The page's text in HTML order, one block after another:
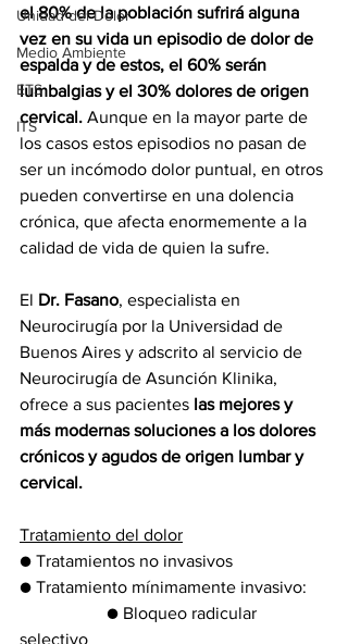
Unidad del Dolor
Medio Ambiente
ETS
ITS
el 80% de la población sufrirá alguna
vez en su vida un episodio de dolor de
espalda y de estos, el 60% serán
lumbalgias y el 30% dolores de origen
cervical. Aunque en la mayor parte de
los casos estos episodios no pasan de
ser un incómodo dolor puntual, en otros
pueden convertirse en una dolencia
crónica, que afecta enormemente a la
calidad de vida de quien la sufre.
El Dr. Fasano, especialista en
Neurocirugía por la Universidad de
Buenos Aires y adscrito al servicio de
Neurocirugía de Asunción Klinika,
ofrece a sus pacientes las mejores y
más modernas soluciones a los dolores
crónicos y agudos de origen lumbar y
cervical.
Tratamiento del dolor
● Tratamientos no invasivos
● Tratamiento mínimamente invasivo:
selectivo